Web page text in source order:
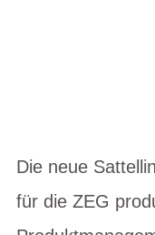
Die neue
für die ZEG